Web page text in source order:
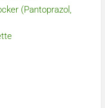
(Pantoprazol,